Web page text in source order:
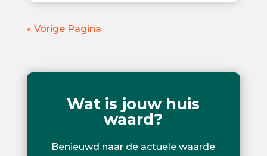
« Vorige Pagina
Wat is jouw huis
waard?
Benieuwd naar de actuele waarde